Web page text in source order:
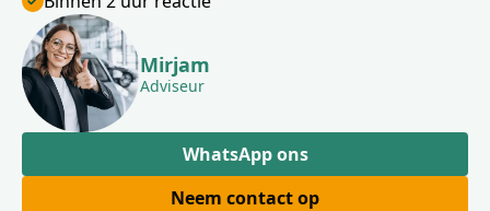
Mirjam
Adviseur
WhatsApp ons
Neem contact op